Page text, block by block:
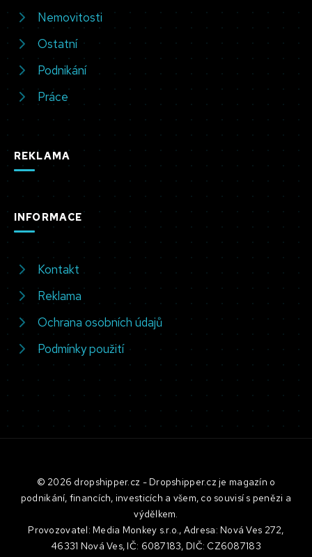
Nemovitosti
Ostatní
Podnikání
Práce
REKLAMA
INFORMACE
Kontakt
Reklama
Ochrana osobních údajů
Podmínky použití
© 2026 dropshipper.cz - Dropshipper.cz je magazín o
podnikání, financích, investicích a všem, co souvisí s penězi a
výdělkem.
Provozovatel: Media Monkey s.r.o., Adresa: Nová Ves 272,
46331 Nová Ves, IČ: 6087183, DIČ: CZ6087183